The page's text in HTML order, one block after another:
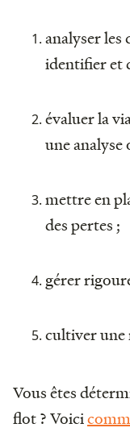
analyser les
identifier et
évaluer la
une analyse
mettre en
des pertes ;
gérer
cultiver une
Vous êtes
flot ? Voici